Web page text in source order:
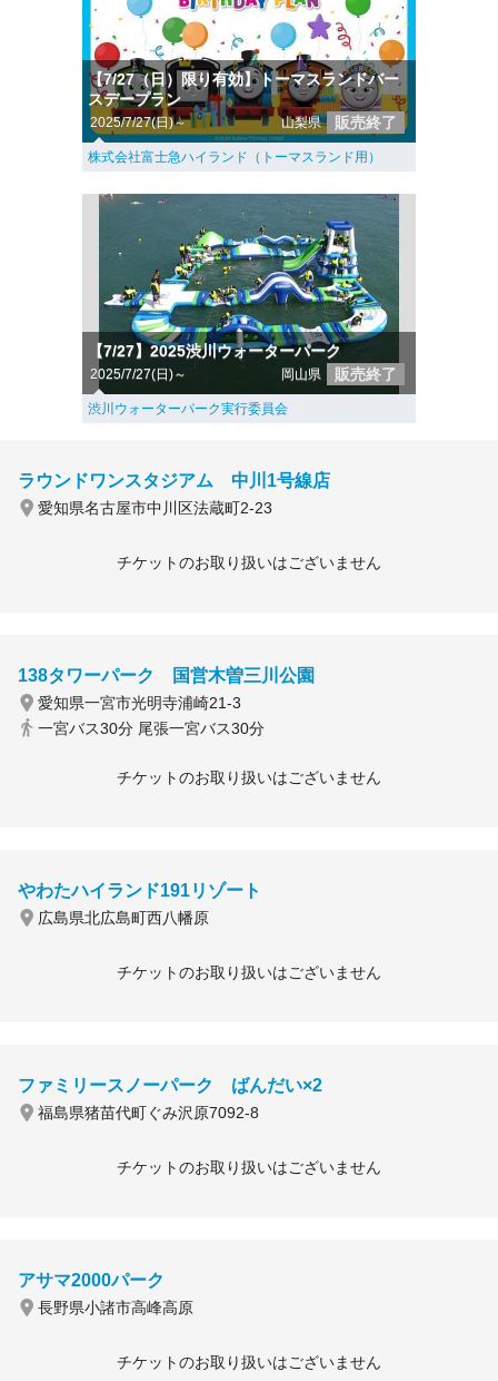
【7/27（日）限り有効】トーマスランドバー
スデープラン
2025/7/27(日)～ 山梨県 販売終了
株式会社富士急ハイランド（トーマスランド用）
【7/27】2025渋川ウォーターパーク
2025/7/27(日)～ 岡山県 販売終了
渋川ウォーターパーク実行委員会
ラウンドワンスタジアム 中川1号線店
愛知県名古屋市中川区法蔵町2-23
チケットのお取り扱いはございません
138タワーパーク 国営木曽三川公園
愛知県一宮市光明寺浦崎21-3
一宮バス30分 尾張一宮バス30分
チケットのお取り扱いはございません
やわたハイランド191リゾート
広島県北広島町西八幡原
チケットのお取り扱いはございません
ファミリースノーパーク ばんだい×2
福島県猪苗代町ぐみ沢原7092-8
チケットのお取り扱いはございません
アサマ2000パーク
長野県小諸市高峰高原
チケットのお取り扱いはございません